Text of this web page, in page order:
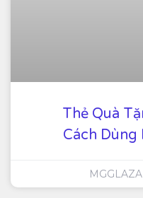
Thẻ Quà
Cách Dùng